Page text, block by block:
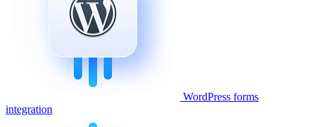
WordPress forms
integration